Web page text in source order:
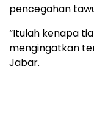
pencegahan
“Itulah kenapa
mengingatkan
Jabar.